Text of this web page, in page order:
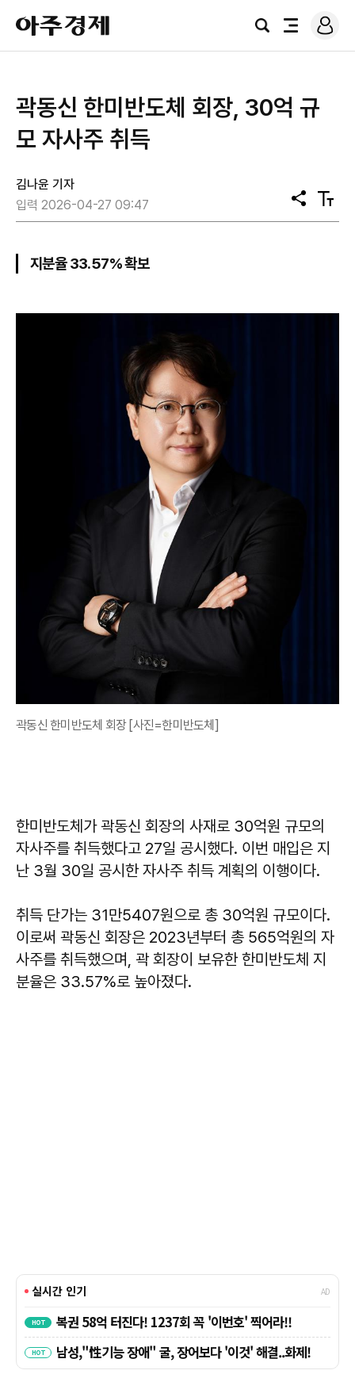
아
주
경
검
전
로
그
곽동신 한미반도체 회장, 30억 규
모 자사주 취득
김나윤 기자
입력 2026-04-27 09:47
공
유
텍
스
지분율 33.57% 확보
곽동신 한미반도체 회장 [사진=한미반도체]
한미반도체가 곽동신 회장의 사재로 30억원 규모의
자사주를 취득했다고 27일 공시했다. 이번 매입은 지
난 3월 30일 공시한 자사주 취득 계획의 이행이다.
취득 단가는 31만5407원으로 총 30억원 규모이다.
이로써 곽동신 회장은 2023년부터 총 565억원의 자
사주를 취득했으며, 곽 회장이 보유한 한미반도체 지
분율은 33.57%로 높아졌다.